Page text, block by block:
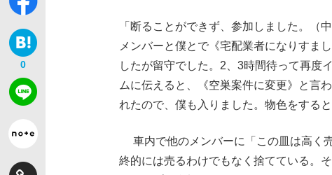
0
「断ることができず、参加しました。（
メンバーと僕とで《宅配業者になりすま
したが留守でした。2、3時間待って再度
ムに伝えると、《空巣案件に変更》と言
れたので、僕も入りました。物色をする
車内で他のメンバーに「この皿は高く
終的には売るわけでもなく捨てている。